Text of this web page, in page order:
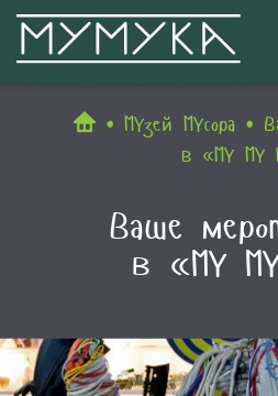
Контакты
МУзей МУсора
в «МУ МУ
Ваше
в «МУ